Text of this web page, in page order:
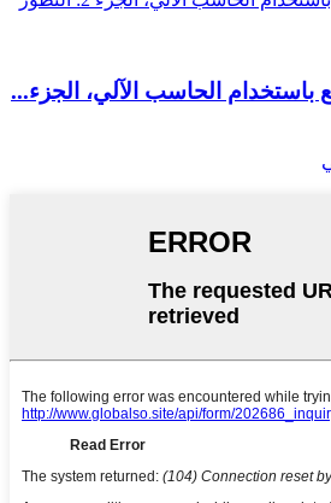
باستخدام الحاسب الآلي، الجزء...